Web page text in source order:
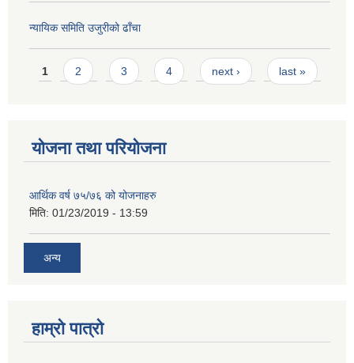
न्यायिक समिति उजुरीको ढाँचा
Pages
1 2 3 4 next › last »
योजना तथा परियोजना
आर्थिक वर्ष ७५/७६ को योजनाहरु
मिति: 01/23/2019 - 13:59
अन्य
हाम्रो पात्रो